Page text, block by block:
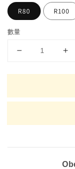
R80 R100
數量